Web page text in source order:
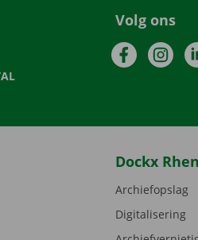
Volg ons
Facebook
Dockx
Archiefopslag
Digitalisering